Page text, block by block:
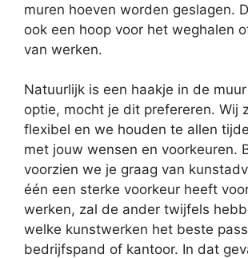
muren hoeven worden geslagen.
ook een hoop voor het weghalen
van werken.
Natuurlijk is een haakje in de
optie, mocht je dit prefereren. Wij
flexibel en we houden te allen
met jouw wensen en voorkeuren.
voorzien we je graag van
één een sterke voorkeur heeft
werken, zal de ander twijfels
welke kunstwerken het beste
bedrijfspand of kantoor. In dat